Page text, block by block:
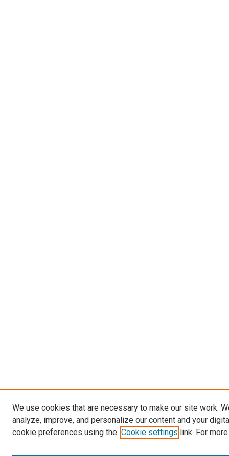
We use cookies that are necessary to make our site work.
analyze, improve, and personalize our content and your
cookie preferences using the Cookie settings link. For